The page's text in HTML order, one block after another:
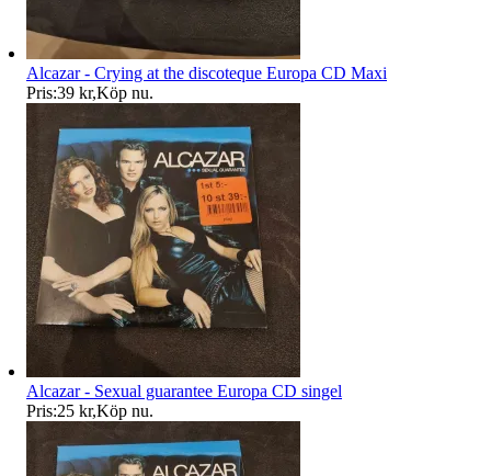
Alcazar - Crying at the discoteque Europa CD Maxi
Pris:39 kr,Köp nu.
Alcazar - Sexual guarantee Europa CD singel
Pris:25 kr,Köp nu.